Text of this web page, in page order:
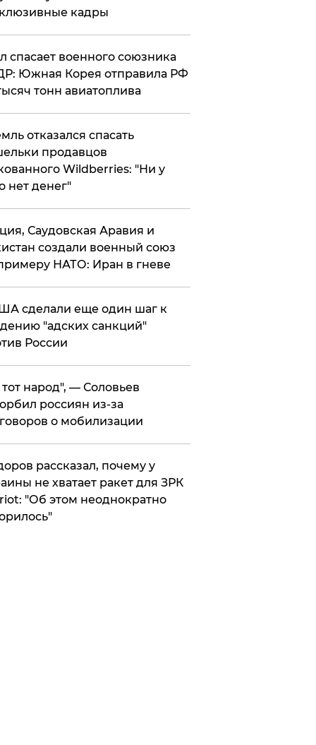
кадры
спасает военного союзника
Южная Корея отправила РФ
тонн авиатоплива
отказался спасать
продавцов
Wildberries: "Ни у
нет денег"
Саудовская Аравия и
создали военный союз
НАТО: Иран в гневе
сделали еще один шаг к
"адских санкций"
России
народ", — Соловьев
россиян из-за
о мобилизации
рассказал, почему у
не хватает ракет для ЗРК
"Об этом неоднократно